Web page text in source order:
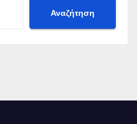
Αναζήτηση